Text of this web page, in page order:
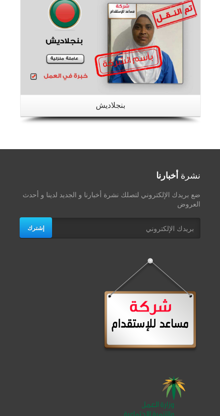
بنجلاديش
نشرة أخبارنا
ضع بريدك الإلكتروني لتصلك نشرة أخبارنا و الجديد لدينا و أحدث
العروض
إشترك